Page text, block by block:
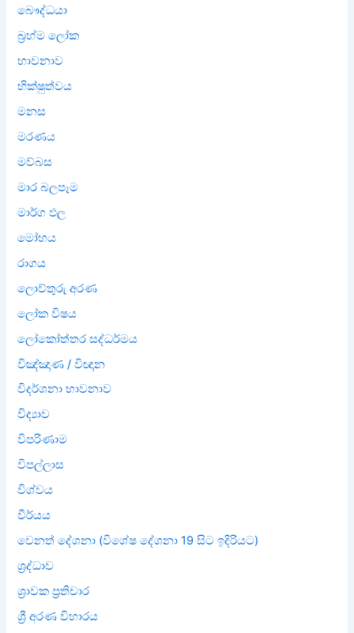
බෞද්ධයා
බ්‍රහ්ම ලෝක
භාවනාව
භික්ෂුත්වය
මනස
මරණය
මව්බස
මාර බලපෑම
මාර්ග ඵල
මෝහය
රාගය
ලොව්තුරු අරණ
ලෝක විෂය
ලෝකෝත්තර සද්ධර්මය
විඤ්ඤාණ / විඥාන
විදර්ශනා භාවනාව
විද්‍යාව
විපරිණාම
විපල්ලාස
විශ්වය
වීර්යය
වෙනත් දේශනා (විශේෂ දේශනා 19 සිට ඉදිරියට)
ශ්‍රද්ධාව
ශ්‍රාවක ප්‍රතිචාර
ශ්‍රී අරණ විහාරය